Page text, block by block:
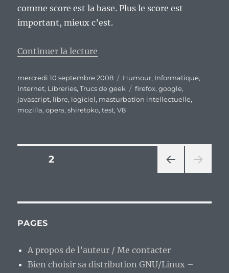
comme score est la base. Plus le score est
important, mieux c’est.
Continuer la lecture
Publié
le
mercredi 10 septembre 2008 Catégories
Humour, Informatique,
Internet, Libreries,Trucs de geek Étiquettes
firefox,google,
javascript, libre, logiciel, masturbation intellectuelle,
mozilla,opera,shiretoko,test,V8
Pagination
publications
CÉD
PAGE2
PAGES
A propos de l’auteur / Me contacter
Bien choisir sa distribution GNU/Linux –